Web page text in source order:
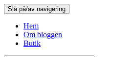
Slå på/av navigering
Hem
Om bloggen
Butik